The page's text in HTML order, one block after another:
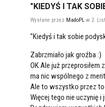
"KIEDYŚ I TAK
Wysłane przez MadoPL w 2.
"Kiedyś i tak sobie
Zabrzmiało jak groźba :)
OK Ale już przeprosiłem
ma nic wspólnego z
Ale to wszystko przez
Więcej tego nie uczynię